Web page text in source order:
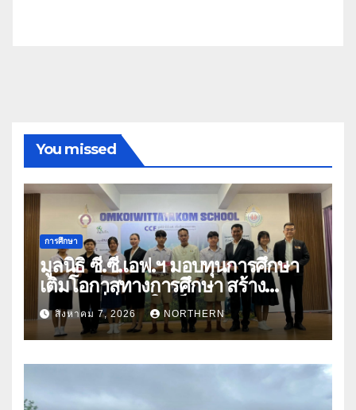
You missed
การศึกษา
มูลนิธิ ซี.ซี.เอฟ.ฯ มอบทุนการศึกษา
เติมโอกาสทางการศึกษา สร้าง
อนาคตที่มั่นคงให้เด็กและเยาวชน
ด้อยโอกาส
สิงหาคม 7, 2026 NORTHERN